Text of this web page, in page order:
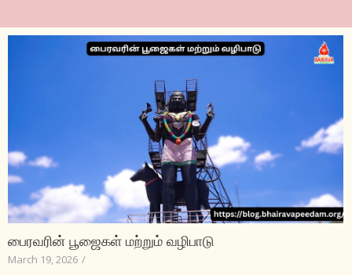
பைரவரின் பூஜைகள் மற்றும் வழிபாடு
March 19, 2026 /